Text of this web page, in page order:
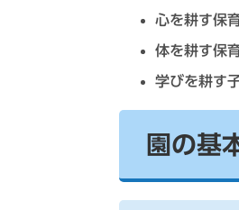
心を耕す保
体を耕す保
学びを耕す
園の基